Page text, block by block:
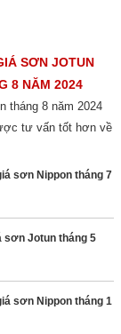
SƠN JOTUN
8 NĂM 2024
tháng 8 năm 2024
tư vấn tốt hơn về
sơn Nippon tháng 7
sơn Jotun tháng 5
sơn Nippon tháng 1